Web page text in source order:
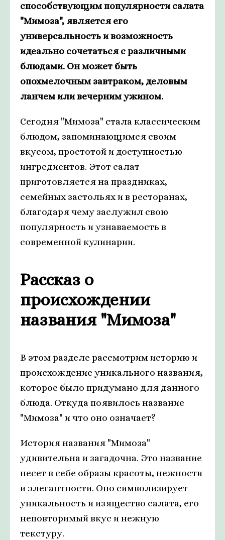
способствующим популярности салата
"Мимоза", является его
универсальность и возможность
идеально сочетаться с различными
блюдами. Он может быть
опохмелочным завтраком, деловым
ланчем или вечерним ужином.
Сегодня "Мимоза" стала классическим
блюдом, запоминающимся своим
вкусом, простотой и доступностью
ингредиентов. Этот салат
приготовляется на праздниках,
семейных застольях и в ресторанах,
благодаря чему заслужил свою
популярность и узнаваемость в
современной кулинарии.
Рассказ о
происхождении
названия "Мимоза"
В этом разделе рассмотрим историю и
происхождение уникального названия,
которое было придумано для данного
блюда. Откуда появилось название
"Мимоза" и что оно означает?
История названия "Мимоза"
удивительна и загадочна. Это название
несет в себе образы красоты, нежности
и элегантности. Оно символизирует
уникальность и изящество салата, его
неповторимый вкус и нежную
текстуру.